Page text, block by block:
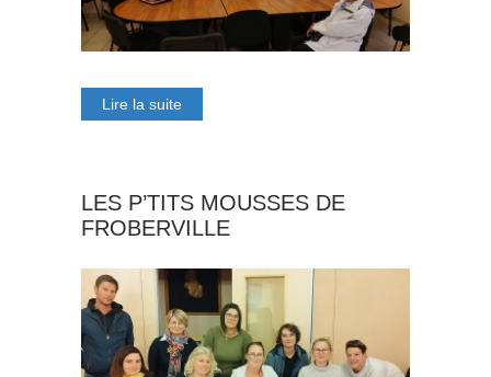
Lire la suite
LES P’TITS MOUSSES DE
FROBERVILLE